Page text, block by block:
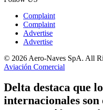
Complaint
Complaint
Advertise
Advertise
© 2026 Aero-Naves SpA. All
Aviación Comercial
Delta destaca que
internacionales son